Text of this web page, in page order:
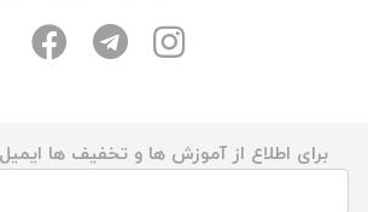
برای اطلاع از آموزش ها و تخفیف ها ایمیل